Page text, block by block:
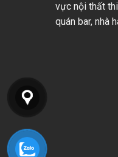
vực nội thất
quán bar, nhà